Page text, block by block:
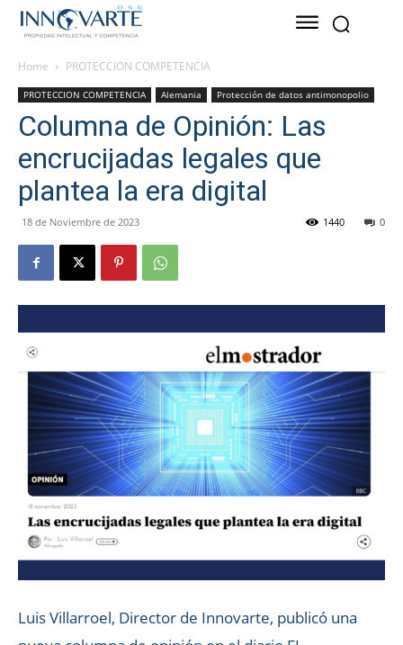
Home PROTECCION COMPETENCIA
PROTECCION COMPETENCIA Alemania Protección de datos antimonopolio
Columna de Opinión: Las
encrucijadas legales que
plantea la era digital
18 de Noviembre de 2023 0
1440
Luis Villarroel, Director de Innovarte, publicó una